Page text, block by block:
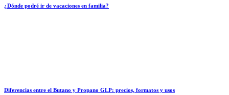
¿Dónde podré ir de vacaciones en familia?
Diferencias entre el Butano y Propano GLP: precios, formatos y usos